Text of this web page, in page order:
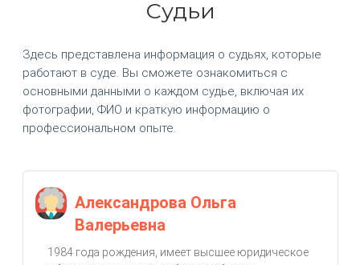
Судьи
Здесь представлена информация о судьях, которые
работают в суде. Вы сможете ознакомиться с
основными данными о каждом судье, включая их
фотографии, ФИО и краткую информацию о
профессиональном опыте.
Александрова Ольга
Валерьевна
1984 года рождения, имеет высшее юридическое